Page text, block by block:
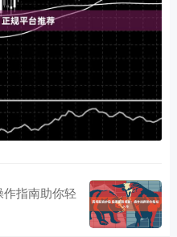
指南助你轻